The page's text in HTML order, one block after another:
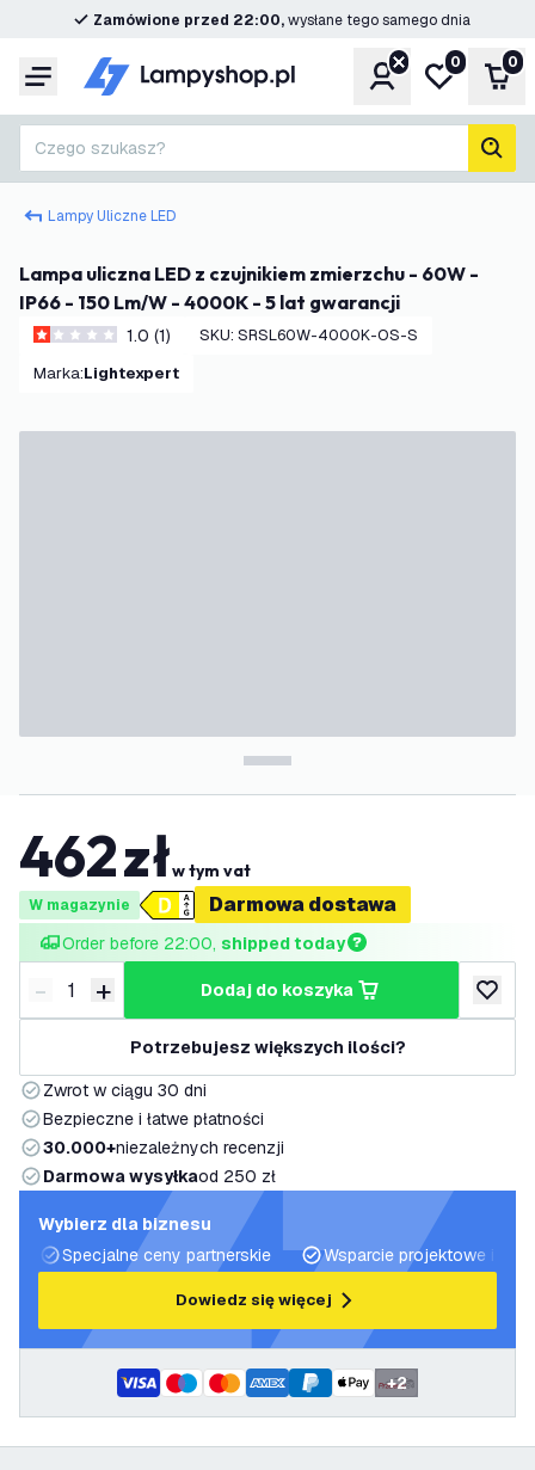
Zamówione przed 22:00,wysłane tego samego dnia
Menu KontoMoja lista
0 0
Czego szukasz?
Lampy Uliczne LED
Lampa uliczna LED z czujnikiem zmierzchu - 60W -
IP66 - 150 Lm/W - 4000K - 5 lat gwarancji
1 Gwiazdki oceny
1.0 (1) SKU: SRSL60W-4000K-OS-S
Marka: Lightexpert
462złw tym vat
W magazynie Darmowa dostawa
Order before 22:00, shipped today
Zmniejsz ilość
- Zwiększ ilość
+ dodaj do koszyka
dodaj
Potrzebujesz większych ilości?
Zwrot w ciągu 30 dni
Bezpieczne i łatwe płatności
30.000+niezależnych recenzji
Darmowa wysyłkaod 250 zł
Wybierz dla biznesu
Specjalne ceny partnerskie
Wsparcie projektowe i
Dowiedz się więcej
+2